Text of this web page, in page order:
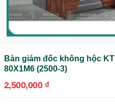
Bàn giám đốc không hộc KT
80X1M6 (2500-3)
2,500,000 ₫